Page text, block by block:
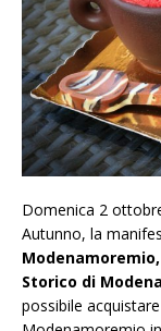
Domenica 2
Autunno, la
Storico di Modena
possibile